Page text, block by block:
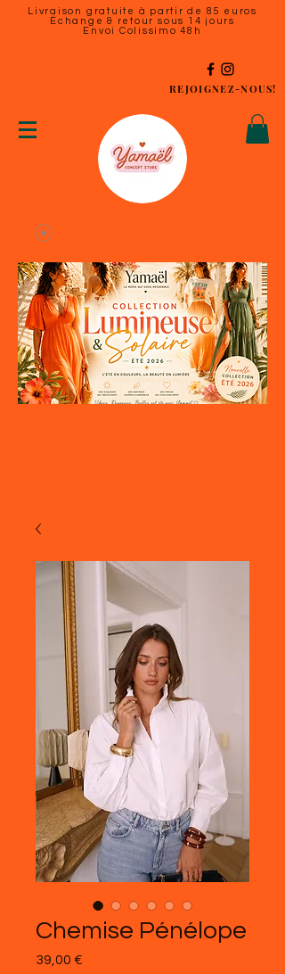
Livraison gratuite à partir de 85 euros
Échange & retour sous 14 jours
Envoi Colissimo 48h
REJOIGNEZ-NOUS!
Chemise Pénélope
39,00 €